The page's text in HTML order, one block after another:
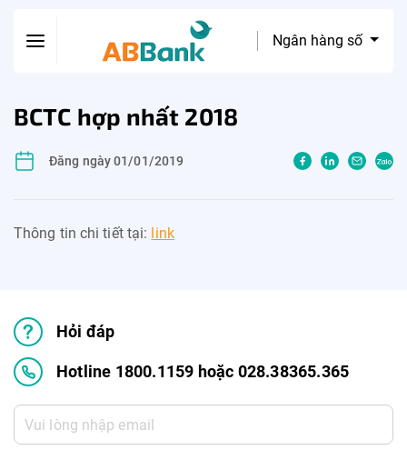
Ngân hàng số
BCTC hợp nhất 2018
Đăng ngày 01/01/2019
Thông tin chi tiết tại: link
Hỏi đáp
Hotline 1800.1159 hoặc 028.38365.365